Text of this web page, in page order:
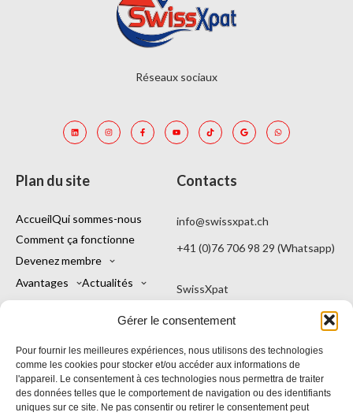
Gérer le consentement
Pour fournir les meilleures expériences, nous utilisons des technologies
comme les cookies pour stocker et/ou accéder aux informations de
l'appareil. Le consentement à ces technologies nous permettra de traiter
des données telles que le comportement de navigation ou des identifiants
uniques sur ce site. Ne pas consentir ou retirer le consentement peut
Réseaux sociaux
Plan du site
AccueilQui sommes-nous
Comment ça fonctionne
Devenez membre
Avantages
Actualités
Contacts
Mon compte
Contacts
info@swissxpat.ch
+41 (0)76 706 98 29 (Whatsapp)
SwissXpat
Une marque de Kintu Sagl
6900 Lugano TI
Suisse